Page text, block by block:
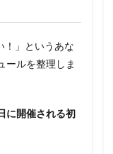
！」というあな
ールを整理しま
に開催される初